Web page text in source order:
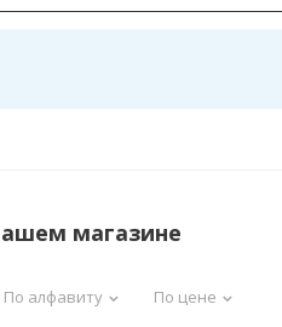
магазине
По алфавиту По цене